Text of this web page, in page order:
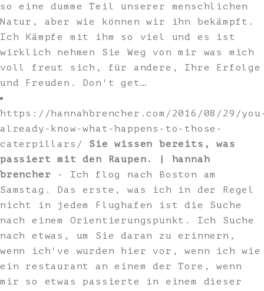
so eine dumme Teil unserer menschlichen
Natur, aber wie können wir ihn bekämpft.
Ich Kämpfe mit ihm so viel und es ist
wirklich nehmen Sie Weg von mir was mich
voll freut sich, für andere, Ihre Erfolge
und Freuden. Don't get…
https://hannahbrencher.com/2016/08/29/
already-know-what-happens-to-those-
caterpillars/ Sie wissen bereits, was
passiert mit den Raupen. | hannah
brencher - Ich flog nach Boston am
Samstag. Das erste, was ich in der Regel
nicht in jedem Flughafen ist die Suche
nach einem Orientierungspunkt. Ich Suche
nach etwas, um Sie daran zu erinnern,
wenn ich've wurden hier vor, wenn ich wie
ein restaurant an einem der Tore, wenn
mir so etwas passierte in einem dieser